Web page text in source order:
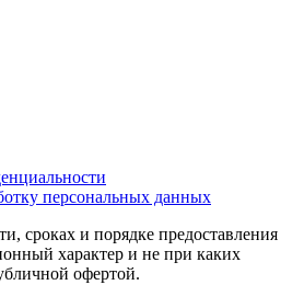
персональных данных
сроках и порядке предоставления
характер и не при каких
офертой.